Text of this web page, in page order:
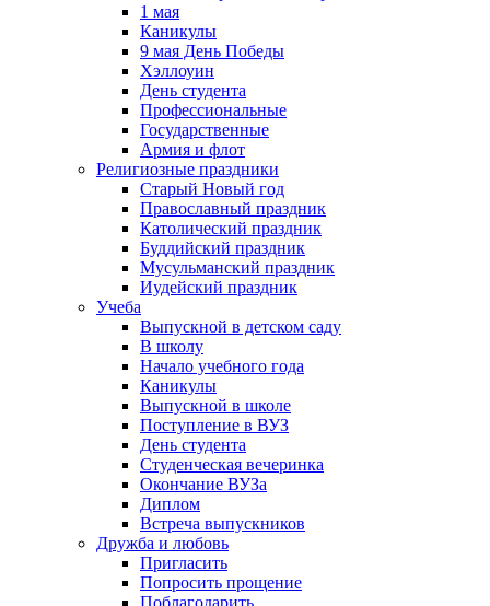
1 мая
Каникулы
9 мая День Победы
Хэллоуин
День студента
Профессиональные
Государственные
Армия и флот
Религиозные праздники
Старый Новый год
Православный праздник
Католический праздник
Буддийский праздник
Мусульманский праздник
Иудейский праздник
Учеба
Выпускной в детском саду
В школу
Начало учебного года
Каникулы
Выпускной в школе
Поступление в ВУЗ
День студента
Студенческая вечеринка
Окончание ВУЗа
Диплом
Встреча выпускников
Дружба и любовь
Пригласить
Попросить прощение
Поблагодарить